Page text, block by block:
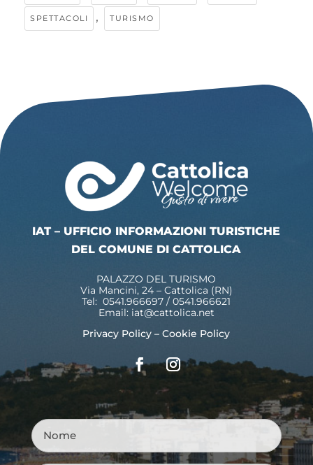
SPETTACOLI , TURISMO
IAT – UFFICIO INFORMAZIONI TURISTICHE
DEL COMUNE DI CATTOLICA
PALAZZO DEL TURISMO
Via Mancini, 24 – Cattolica (RN)
Tel: 0541.966697 / 0541.966621
Email: iat@cattolica.net
Privacy Policy –Cookie Policy
Nome